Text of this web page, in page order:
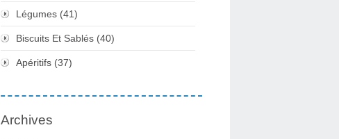
Légumes (41)
Biscuits Et Sablés (40)
Apéritifs (37)
Archives